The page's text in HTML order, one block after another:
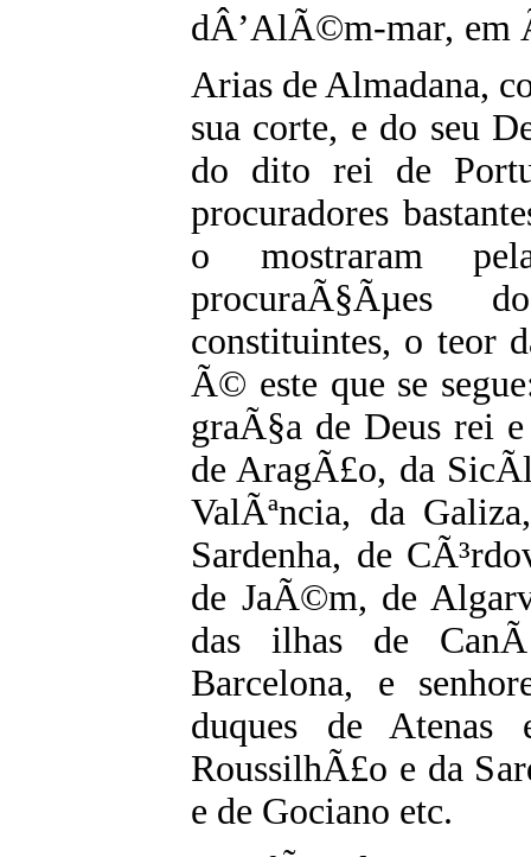
dÂ’AlÃ©m-mar, em
Arias de Almadana,
sua corte, e do seu
do dito rei de
procuradores
o mostraram
procuraÃ§Ãµes
constituintes, o teor
Ã© este que se
graÃ§a de Deus rei
de AragÃ£o, da
ValÃªncia, da
Sardenha, de
de JaÃ©m, de
das ilhas de
Barcelona, e
duques de Atenas
RoussilhÃ£o e da
e de Gociano etc.